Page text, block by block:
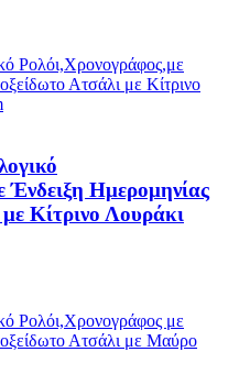
Ένδειξη Ημερομηνίας
Κίτρινο Λουράκι